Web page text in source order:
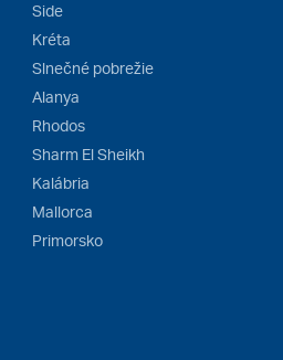
Side
Kréta
Slnečné pobrežie
Alanya
Rhodos
Sharm El Sheikh
Kalábria
Mallorca
Primorsko